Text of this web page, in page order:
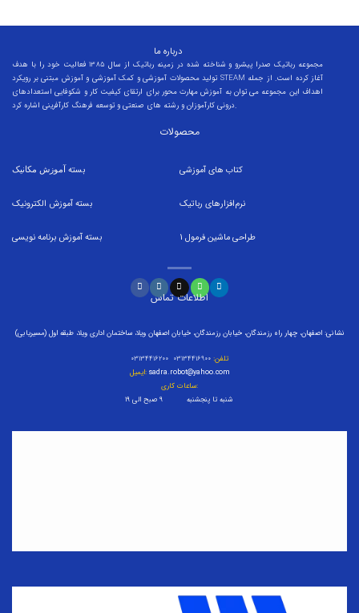
درباره ما
مجموعه رباتیک صدرا پیشرو و شناخته شده در زمینه رباتیک از سال 1385 فعالیت خود را با هدف
تولید محصولات آموزشی و کمک آموزشی و آموزش مبتنی بر رویکرد STEAM آغاز کرده است. از جمله
اهداف این مجموعه می توان به آموزش مهارت محور برای ارتقای کیفیت کار و شکوفایی استعدادهای
درونی کارآموزان و رشته های صنعتی و توسعه فرهنگ کارآفرینی اشاره کرد.
محصولات
بسته آموزش مکانیک
بستهآموزش الکترونیک
بستهآموزش برنامه نویسی
کتاب های آموزشی
نرم‌افزارهای رباتیک
طراحی ماشین فرمول
اطلاعات تماس
نشانی: اصفهان، چهار راه رزمندگان، خیابان رزمندگان، خیابان اصفهان ویلا، ساختمان اداری ویلا، طبقه اول (مسیریابی)
تلفن:
ایمیل: sadra.robot@yahoo.com
ساعات کاری:
شنبه تا پنجشنبه ۹ صبح الی ۱۹